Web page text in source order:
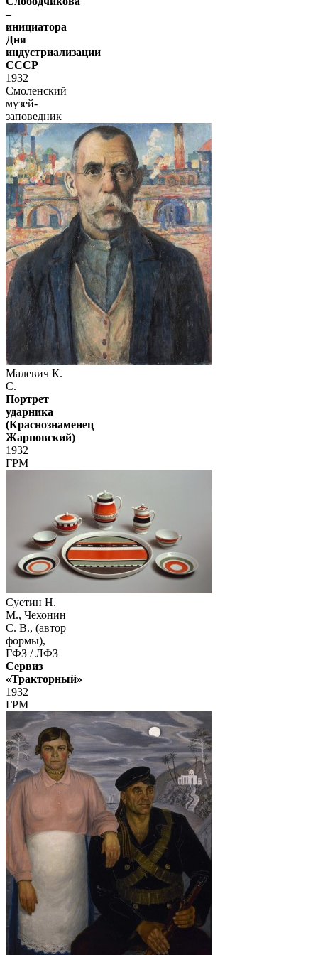
–
инициатора
Дня
индустриализации
СССР
1932
Смоленский
музей-
заповедник
Малевич К.
С.
Портрет
ударника
(Краснознаменец
Жарновский)
1932
ГРМ
Суетин Н.
М., Чехонин
С. В., (автор
формы),
ГФЗ / ЛФЗ
Сервиз
«Тракторный»
1932
ГРМ